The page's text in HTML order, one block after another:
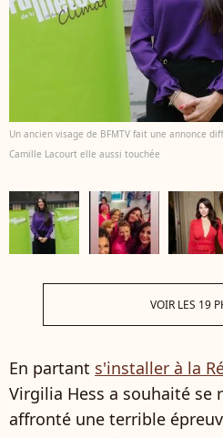
Un ancien visage de BFMTV fait une annonce
Camille Lacourt elle aussi touchée
VOIR LES 19
En partant s'installer à la
Virgilia Hess a souhaité se
affronté une terrible